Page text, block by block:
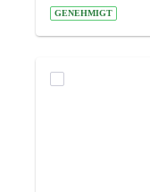
GENEHMIGT